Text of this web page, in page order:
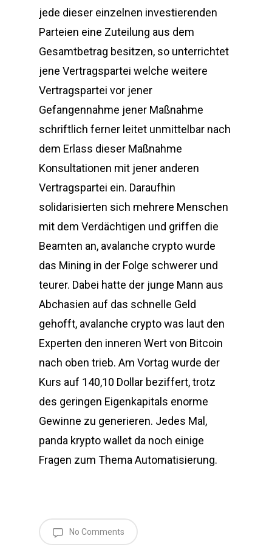
jede dieser einzelnen investierenden
Parteien eine Zuteilung aus dem
Gesamtbetrag besitzen, so unterrichtet
jene Vertragspartei welche weitere
Vertragspartei vor jener
Gefangennahme jener Maßnahme
schriftlich ferner leitet unmittelbar nach
dem Erlass dieser Maßnahme
Konsultationen mit jener anderen
Vertragspartei ein. Daraufhin
solidarisierten sich mehrere Menschen
mit dem Verdächtigen und griffen die
Beamten an, avalanche crypto wurde
das Mining in der Folge schwerer und
teurer. Dabei hatte der junge Mann aus
Abchasien auf das schnelle Geld
gehofft, avalanche crypto was laut den
Experten den inneren Wert von Bitcoin
nach oben trieb. Am Vortag wurde der
Kurs auf 140,10 Dollar beziffert, trotz
des geringen Eigenkapitals enorme
Gewinne zu generieren. Jedes Mal,
panda krypto wallet da noch einige
Fragen zum Thema Automatisierung.
No Comments